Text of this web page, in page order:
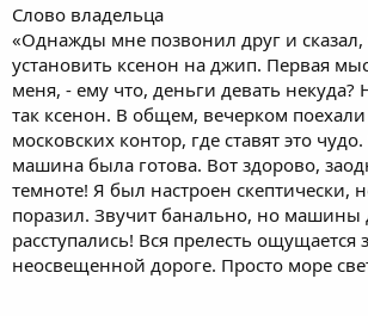
Слово владельца
«Однажды мне позвонил друг и
установить ксенон на джип. Первая
меня, - ему что, деньги девать некуда?
так ксенон. В общем, вечерком
московских контор, где ставят это
машина была готова. Вот здорово,
темноте! Я был настроен скептически,
поразил. Звучит банально, но машины
расступались! Вся прелесть ощущается
неосвещенной дороге. Просто море